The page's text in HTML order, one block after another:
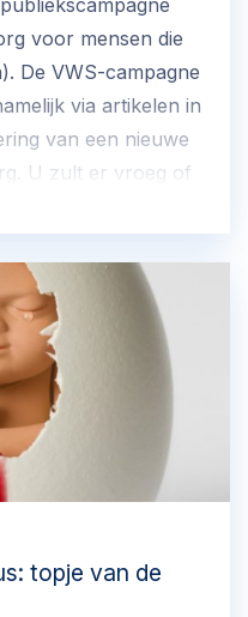
voor mensen die
De VWS-campagne
via artikelen in
van een nieuwe
U zult er vroeg of
de achterliggende
over deze
topje van de